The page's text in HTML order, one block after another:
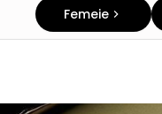
Femeie